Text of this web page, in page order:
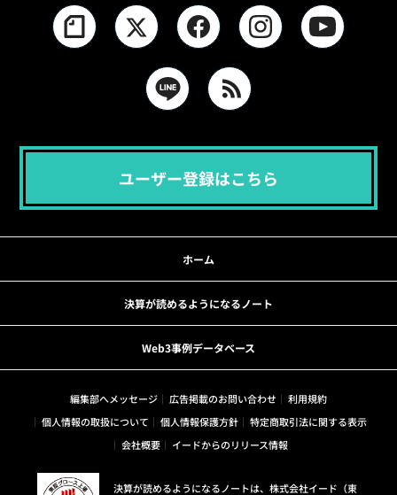
ユーザー登録はこちら
ホーム
決算が読めるようになるノート
Web3事例データベース
編集部へメッセージ 広告掲載のお問い合わせ
利用規約
個人情報の取扱について
個人情報保護方針
特定商取引法に関する表示
会社概要
イードからのリリース情報
決算が読めるようになるノートは、株式会社イード（東